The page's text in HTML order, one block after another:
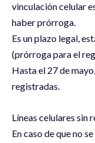
vinculación celular
haber prórroga.
Es un plazo legal,
(prórroga para el
Hasta el 27 de
registradas.
Líneas celulares sin
En caso de que no